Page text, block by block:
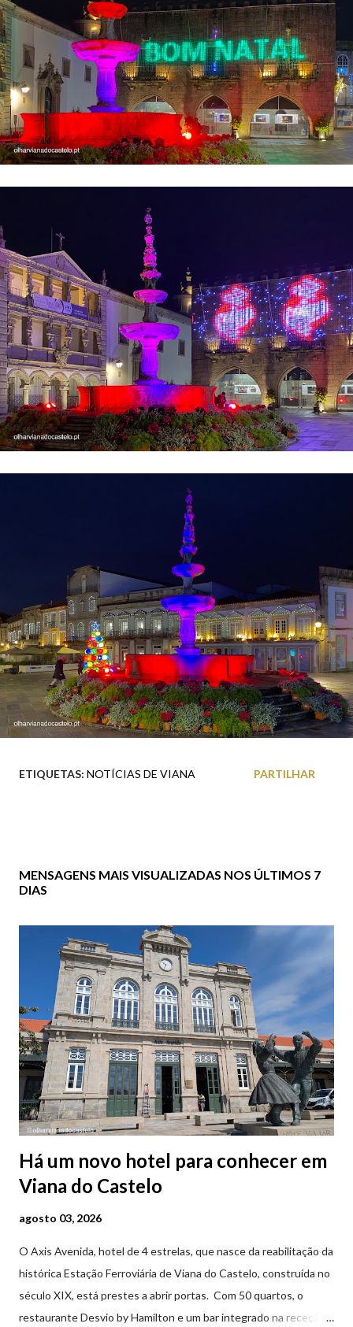
ETIQUETAS: NOTÍCIAS DE VIANA PARTILHAR
MENSAGENS MAIS VISUALIZADAS NOS ÚLTIMOS 7
DIAS
Há um novo hotel para conhecer em
Viana do Castelo
agosto 03, 2026
O Axis Avenida, hotel de 4 estrelas, que nasce da reabilitação da
histórica Estação Ferroviária de Viana do Castelo, construída no
século XIX, está prestes a abrir portas. Com 50 quartos, o
restaurante Desvio by Hamilton e um bar integrado na receção,